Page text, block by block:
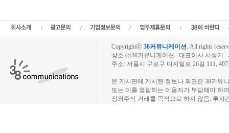
Copyrightⓒ 38커뮤니케이션. All rights
상호 ㈜38커뮤니케이션 대표이사 서성기
주소: 서울시 구로구 디지털로 26길 111,
본 게시판에 게시된 정보나 의견은 38커뮤
또는 이를 열람하는 이용자가 부담해야 하
장외주식 거래를 목적으로 하지 않음. 투